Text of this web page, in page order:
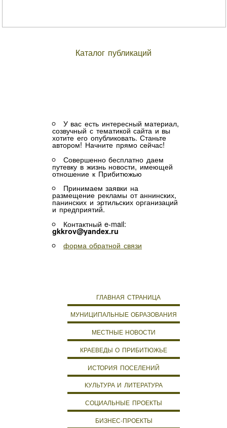
Каталог публикаций
У вас есть интересный материал,
созвучный с тематикой сайта и вы
хотите его опубликовать. Станьте
автором! Начните прямо сейчас!
Совершенно бесплатно даем
путевку в жизнь новости, имеющей
отношение к Прибитюжью
Принимаем заявки на
размещение рекламы от аннинских,
панинских и эртильских организаций
и предприятий.
Контактный e-mail:
gkkrov@yandex.ru
форма обратной связи
ГЛАВНАЯ СТРАНИЦА
МУНИЦИПАЛЬНЫЕ ОБРАЗОВАНИЯ
МЕСТНЫЕ НОВОСТИ
КРАЕВЕДЫ О ПРИБИТЮЖЬЕ
ИСТОРИЯ ПОСЕЛЕНИЙ
КУЛЬТУРА И ЛИТЕРАТУРА
СОЦИАЛЬНЫЕ ПРОЕКТЫ
БИЗНЕС-ПРОЕКТЫ